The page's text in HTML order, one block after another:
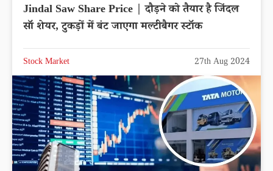
Jindal Saw Share Price | दौड़ने को तैयार है जिंदल
सॉ शेयर, टुकड़ों में बंट जाएगा मल्टीबैगर स्टॉक
Stock Market 27th Aug 2024